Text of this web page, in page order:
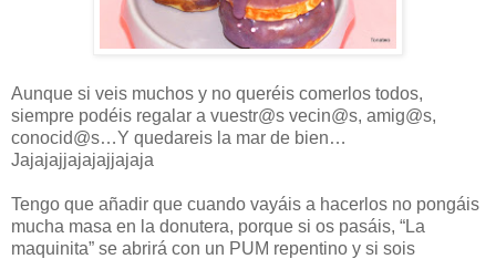
Aunque si veis muchos y no queréis comerlos todos,
siempre podéis regalar a vuestr@s vecin@s, amig@s,
conocid@s…Y quedareis la mar de bien…
Jajajajjajajajjajaja
Tengo que añadir que cuando vayáis a hacerlos no pongáis
mucha masa en la donutera, porque si os pasáis, “La
maquinita” se abrirá con un PUM repentino y si sois